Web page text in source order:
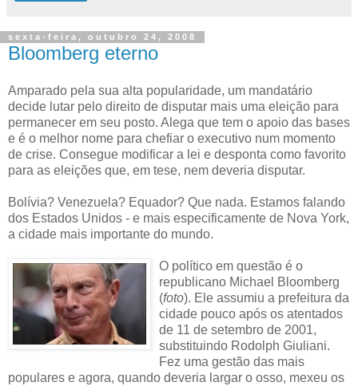
sexta-feira, outubro 24, 2008
Bloomberg eterno
Amparado pela sua alta popularidade, um mandatário
decide lutar pelo direito de disputar mais uma eleição para
permanecer em seu posto. Alega que tem o apoio das bases
e é o melhor nome para chefiar o executivo num momento
de crise. Consegue modificar a lei e desponta como favorito
para as eleições que, em tese, nem deveria disputar.
Bolívia? Venezuela? Equador? Que nada. Estamos falando
dos Estados Unidos - e mais especificamente de Nova York,
a cidade mais importante do mundo.
O político em questão é o
republicano Michael Bloomberg
(foto). Ele assumiu a prefeitura da
cidade pouco após os atentados
de 11 de setembro de 2001,
substituindo Rodolph Giuliani.
Fez uma gestão das mais
populares e agora, quando deveria largar o osso, mexeu os